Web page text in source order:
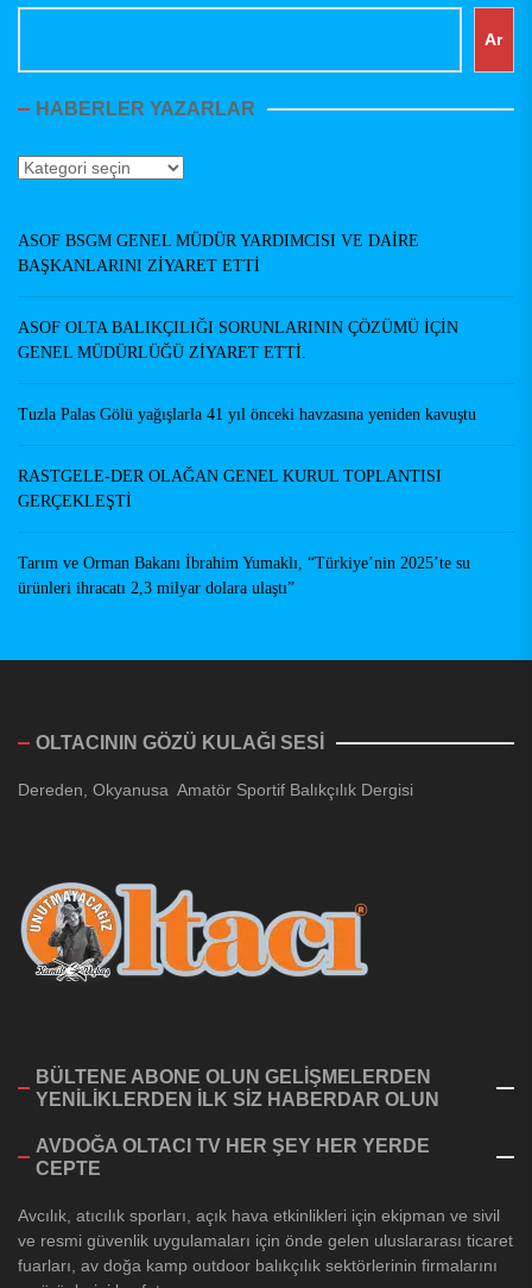
Ar
HABERLER YAZARLAR
Haberler
ASOF BSGM GENEL MÜDÜR YARDIMCISI VE DAİRE
BAŞKANLARINI ZİYARET ETTİ
ASOF OLTA BALIKÇILIĞI SORUNLARININ ÇÖZÜMÜ İÇİN
GENEL MÜDÜRLÜĞÜ ZİYARET ETTİ.
Tuzla Palas Gölü yağışlarla 41 yıl önceki havzasına yeniden kavuştu
RASTGELE-DER OLAĞAN GENEL KURUL TOPLANTISI
GERÇEKLEŞTİ
Tarım ve Orman Bakanı İbrahim Yumaklı, “Türkiye’nin 2025’te su
ürünleri ihracatı 2,3 milyar dolara ulaştı”
OLTACININ GÖZÜ KULAĞI SESİ
Dereden, Okyanusa Amatör Sportif Balıkçılık Dergisi
BÜLTENE ABONE OLUN GELİŞMELERDEN
YENİLİKLERDEN İLK SİZ HABERDAR OLUN
AVDOĞA OLTACI TV HER ŞEY HER YERDE
CEPTE
Avcılık, atıcılık sporları, açık hava etkinlikleri için ekipman ve sivil
ve resmi güvenlik uygulamaları için önde gelen uluslararası ticaret
fuarları, av doğa kamp outdoor balıkçılık sektörlerinin firmalarını